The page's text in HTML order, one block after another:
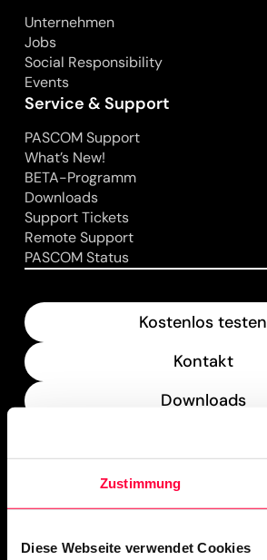
Zustimmung
Diese Webseite verwendet Cookies
Unternehmen
Jobs
Social Responsibility
Events
Service & Support
PASCOM Support
What’s New!
BETA-Programm
Downloads
Support Tickets
Remote Support
PASCOM Status
Kostenlos testen
Kontakt
Downloads
PASCOM Service Monitor